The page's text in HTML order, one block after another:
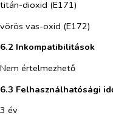
titán-dioxid (E171)
vörös vas-oxid (E172)
6.2 Inkompatibilitások
Nem értelmezhető
6.3 Felhasználhatósági
3 év